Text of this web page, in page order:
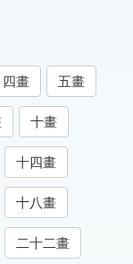
四畫 五畫
十畫
十四畫
十八畫
二十二畫